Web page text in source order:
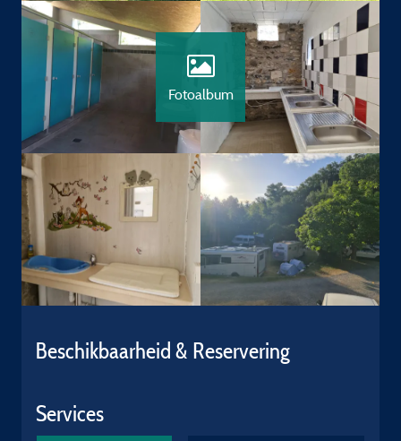
Fotoalbum
Beschikbaarheid & Reservering
Services